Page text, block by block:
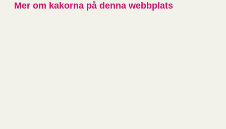
Träningshallen förvandlas till framridningsarena.
Mer om kakorna på denna webbplats